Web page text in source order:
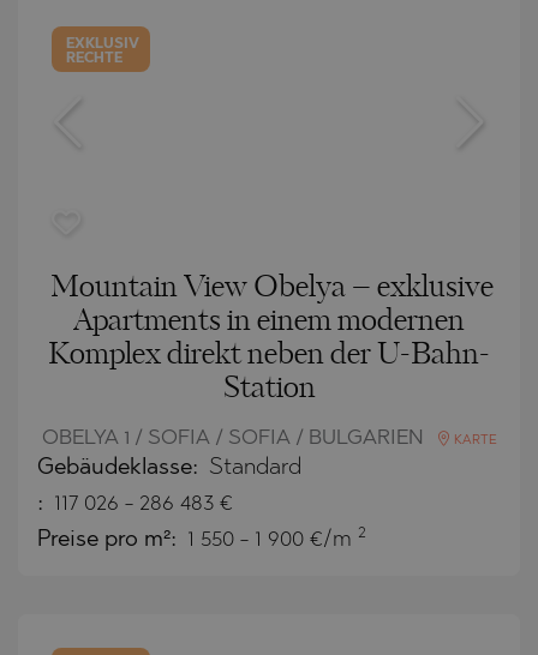
EXKLUSIV
RECHTE
Mountain View Obelya – exklusive
Apartments in einem modernen
Komplex direkt neben der U-Bahn-
Station
OBELYA 1 / SOFIA / SOFIA / BULGARIEN KARTE
Gebäudeklasse: Standard
: 117 026 - 286 483 €
Preise pro m²: 1 550 - 1 900 €/m 2